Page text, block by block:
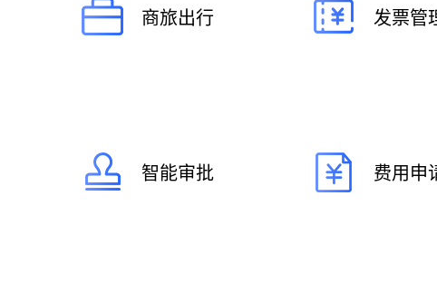
商旅出行 发票管
智能审批 费用申